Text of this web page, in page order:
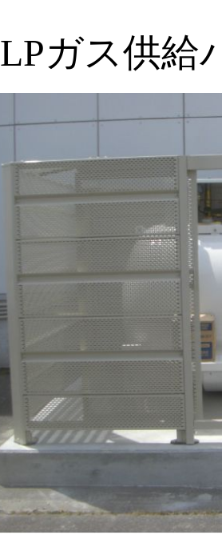
LPガス供給